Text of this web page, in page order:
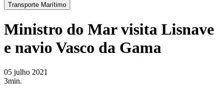
Transporte Marítimo
Ministro do Mar visita Lisnave
e navio Vasco da Gama
05 julho 2021
3min.